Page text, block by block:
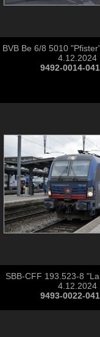
BVB Be 6/8 5010
4.12.2024
9492-0014-
SBB-CFF 193.523-8
4.12.2024
9493-0022-